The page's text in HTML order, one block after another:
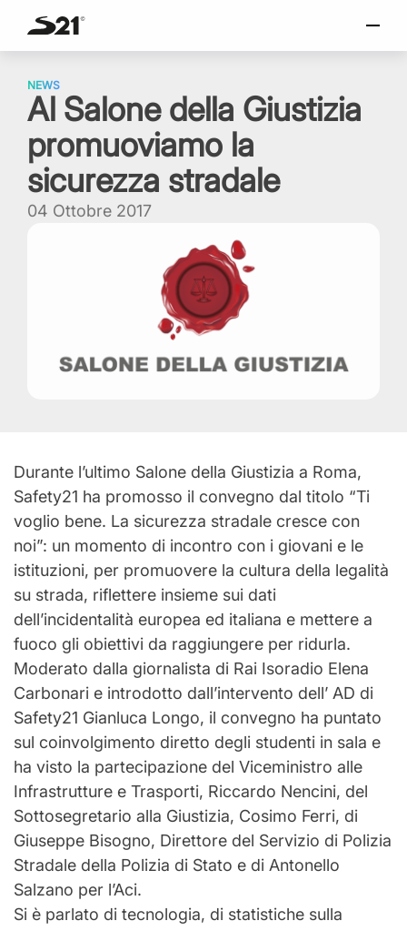
content
English
Español
Portuguese
NEWS
Al Salone della Giustizia
promuoviamo la
sicurezza stradale
04 Ottobre 2017
Durante l’ultimo Salone della Giustizia a Roma,
Safety21 ha promosso il convegno dal titolo “Ti
voglio bene. La sicurezza stradale cresce con
noi”: un momento di incontro con i giovani e le
istituzioni, per promuovere la cultura della legalità
su strada, riflettere insieme sui dati
dell’incidentalità europea ed italiana e mettere a
fuoco gli obiettivi da raggiungere per ridurla.
Moderato dalla giornalista di Rai Isoradio Elena
Carbonari e introdotto dall’intervento dell’ AD di
Safety21 Gianluca Longo, il convegno ha puntato
sul coinvolgimento diretto degli studenti in sala e
ha visto la partecipazione del Viceministro alle
Infrastrutture e Trasporti, Riccardo Nencini, del
Sottosegretario alla Giustizia, Cosimo Ferri, di
Giuseppe Bisogno, Direttore del Servizio di Polizia
Stradale della Polizia di Stato e di Antonello
Salzano per l’Aci.
Si è parlato di tecnologia, di statistiche sulla